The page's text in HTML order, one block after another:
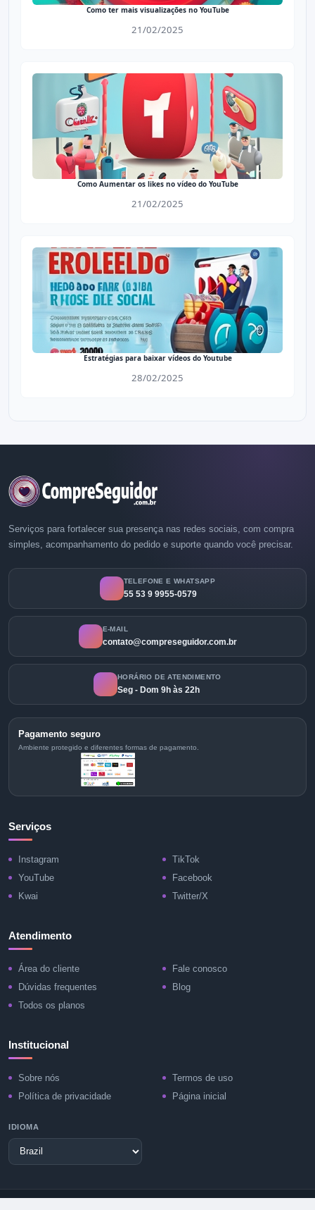
Como ter mais visualizações no YouTube
21/02/2025
Como Aumentar os likes no vídeo do YouTube
21/02/2025
Estratégias para baixar vídeos do Youtube
28/02/2025
Serviços para fortalecer sua presença nas redes sociais, com compra
simples, acompanhamento do pedido e suporte quando você precisar.
TELEFONE E WHATSAPP
55 53 9 9955-0579
E-MAIL
contato@compreseguidor.com.br
HORÁRIO DE ATENDIMENTO
Seg - Dom 9h às 22h
Pagamento seguro
Ambiente protegido e diferentes formas de pagamento.
Serviços
Instagram
TikTok
YouTube
Facebook
Kwai
Twitter/X
Atendimento
Área do cliente
Fale conosco
Dúvidas frequentes
Blog
Todos os planos
Institucional
Sobre nós
Termos de uso
Política de privacidade
Página inicial
IDIOMA